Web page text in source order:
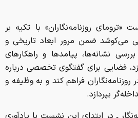
روزنامه‌نگاران» با تکیه بر
می‌کوشد ضمن مرور ابعاد تاریخی و
نشانه‌ها، پیامدها و راهکارهای
فضایی برای گفتگوی تخصصی درباره
فراهم کند و به وظیفه و
بپردازد.